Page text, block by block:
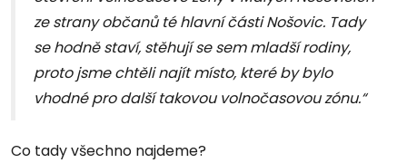
ze strany občanů té hlavní části Nošovic. Tady
se hodně staví, stěhují se sem mladší rodiny,
proto jsme chtěli najít místo, které by bylo
vhodné pro další takovou volnočasovou zónu.“
Co tady všechno najdeme?